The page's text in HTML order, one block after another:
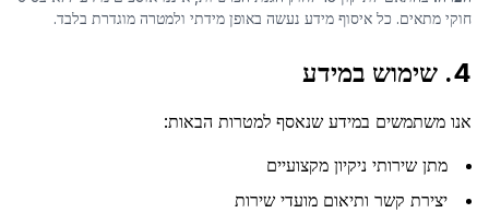
חוקי מתאים. כל איסוף מידע נעשה באופן מידתי ולמטרה מוגדרת בלבד.
4. שימוש במידע
אנו משתמשים במידע שנאסף למטרות הבאות:
מתן שירותי ניקיון מקצועיים
יצירת קשר ותיאום מועדי שירות